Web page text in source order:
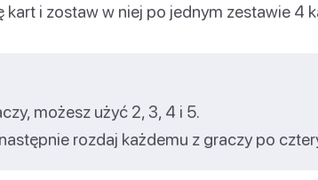
kart i zostaw w niej po jednym zestawie 4
możesz użyć 2, 3, 4 i 5.
rozdaj każdemu z graczy po